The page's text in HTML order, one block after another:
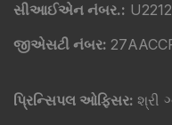
સીઆઈએન નંબર.:
જીએસટી નંબર:
પ્રિન્સિપલ ઓફિસર: શ્રી